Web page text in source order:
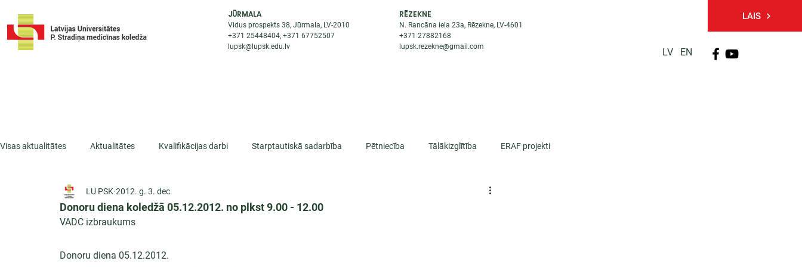
JŪRMALA
Vidus prospekts 38, Jūrmala, LV-2010
+371 25448404, +37167752507
lupsk@lupsk.edu.lv
RĒZEKNE
N. Rancāna iela 23a, Rēzekne, LV-4601
+37127882168
lupsk.rezekne@gmail.com
LAIS
LV EN
Visas aktualitātes Aktualitātes Kvalifikācijas darbi Starptautiskā sadarbība Pētniecība Tālākizglītība ERAF projekti
ESF projekti Iepazīsti profesiju
Donoru diena koledžā 05.12.2012. no plkst 9.00 - 12.00
LU PSK 2012. g. 3. dec.
VADC izbraukums
Donoru diena 05.12.2012.